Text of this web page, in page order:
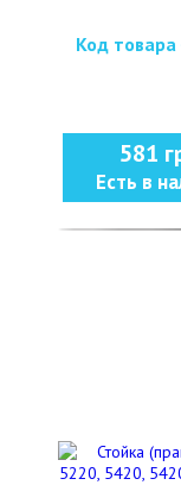
Код товара
581
Есть в